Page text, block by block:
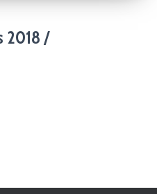
2018 /